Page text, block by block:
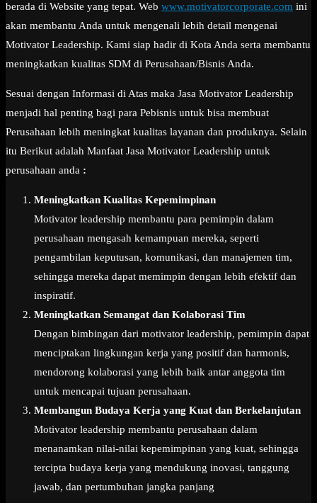
berada di Website yang tepat. Web www.motivatorcorporate.com ini
akan membantu Anda untuk mengenali lebih detail mengenai
Motivator Leadership. Kami siap hadir di Kota Anda serta membantu
meningkatkan kualitas SDM di Perusahaan/Bisnis Anda.
Sesuai dengan Informasi di Atas maka Jasa Motivator Leadership
menjadi hal penting bagi para Pebisnis untuk bisa membuat
Perusahaan lebih meningkat kualitas layanan dan produknya. Selain
itu Berikut adalah Manfaat Jasa Motivator Leadership untuk
perusahaan anda :
Meningkatkan Kualitas Kepemimpinan
Motivator leadership membantu para pemimpin dalam
perusahaan mengasah kemampuan mereka, seperti
pengambilan keputusan, komunikasi, dan manajemen tim,
sehingga mereka dapat memimpin dengan lebih efektif dan
inspiratif.
Meningkatkan Semangat dan Kolaborasi Tim
Dengan bimbingan dari motivator leadership, pemimpin dapat
menciptakan lingkungan kerja yang positif dan harmonis,
mendorong kolaborasi yang lebih baik antar anggota tim
untuk mencapai tujuan perusahaan.
Membangun Budaya Kerja yang Kuat dan Berkelanjutan
Motivator leadership membantu perusahaan dalam
menanamkan nilai-nilai kepemimpinan yang kuat, sehingga
tercipta budaya kerja yang mendukung inovasi, tanggung
jawab, dan pertumbuhan jangka panjang